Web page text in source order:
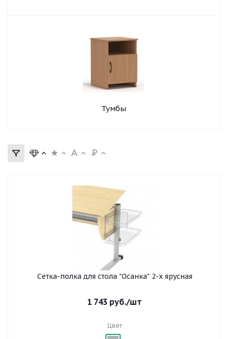
Тумбы
Сетка-полка для стола "Осанка" 2-х ярусная
1 743 руб./шт
Цвет